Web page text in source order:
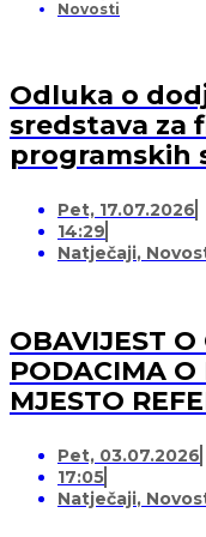
Novosti
Odluka o
sredstava za
programskih
medijskih
Pet, 17.07.2026
14:29
Natječaji,
OBAVIJEST O
PODACIMA O
MJESTO
Pet, 03.07.2026
17:05
Natječaji,